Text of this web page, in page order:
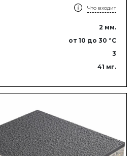
Что входит
2 мм.
от 10 до 30 °C
3
41 мг.